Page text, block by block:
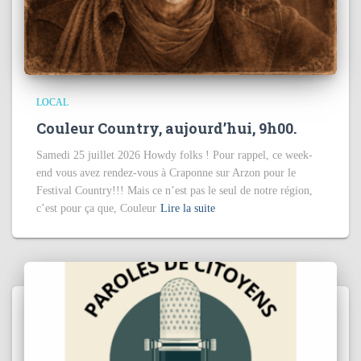
LOCAL
Couleur Country, aujourd’hui, 9h00.
Samedi 25 juillet 2026 Howdy folks ! Pour rappel, ce week-
end vous avez rendez-vous à Craponne sur Arzon pour le
Festival Country!!! Mais ce n’est pas le seul de notre région,
c’est pour ça que, Couleur Lire la suite